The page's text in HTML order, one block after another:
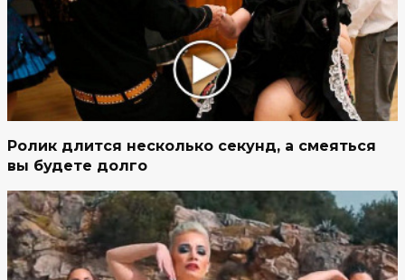
Ролик длится несколько секунд, а смеяться
вы будете долго